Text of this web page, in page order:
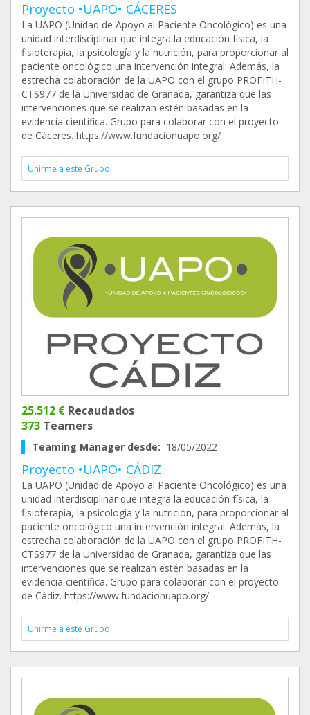
Proyecto •UAPO• CÁCERES
La UAPO (Unidad de Apoyo al Paciente Oncológico) es una
unidad interdisciplinar que integra la educación física, la
fisioterapia, la psicología y la nutrición, para proporcionar al
paciente oncológico una intervención integral. Además, la
estrecha colaboración de la UAPO con el grupo PROFITH-
CTS977 de la Universidad de Granada, garantiza que las
intervenciones que se realizan estén basadas en la
evidencia científica. Grupo para colaborar con el proyecto
de Cáceres. https://www.fundacionuapo.org/
Unirme a este Grupo
25.512 € Recaudados
373 Teamers
Teaming Manager desde: 18/05/2022
Proyecto •UAPO• CÁDIZ
La UAPO (Unidad de Apoyo al Paciente Oncológico) es una
unidad interdisciplinar que integra la educación física, la
fisioterapia, la psicología y la nutrición, para proporcionar al
paciente oncológico una intervención integral. Además, la
estrecha colaboración de la UAPO con el grupo PROFITH-
CTS977 de la Universidad de Granada, garantiza que las
intervenciones que se realizan estén basadas en la
evidencia científica. Grupo para colaborar con el proyecto
de Cádiz. https://www.fundacionuapo.org/
Unirme a este Grupo